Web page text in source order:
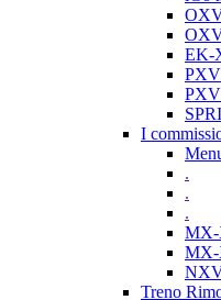
EK-
I
.
.
.
Treno